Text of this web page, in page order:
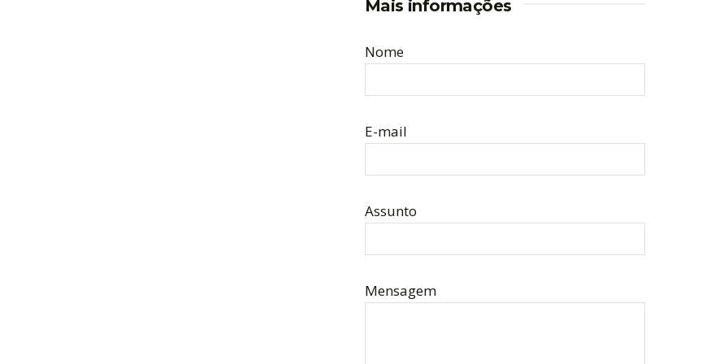
Mais informações
Nome
E-mail
Assunto
Mensagem